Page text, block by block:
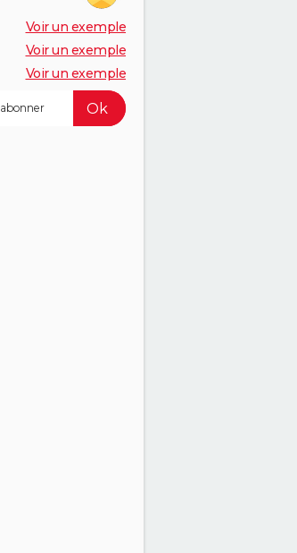
Voir un exemple
Voir un exemple
Voir un exemple